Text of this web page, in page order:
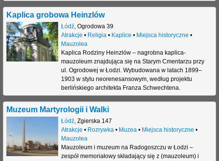
Kaplica grobowa Heinzlów
Łódź, Ogrodowa 39
Atrakcje • Religia• Kaplice • Miejsca historyczne •
Mauzolea
Kaplica Rodziny Heinzlów – nagrobna kaplica-
mauzoleum znajdująca się na Starym Cmentarzu przy
ul. Ogrodowej w Łodzi. Wybudowana w latach 1899–
1903 w stylu neorenesansowym, według projektu
berlińskiego architekta Franza Schwechtena.
Muzeum Martyrologii i Walki
Łódź, Zgierska 147
Atrakcje • Rozrywka• Muzea• Miejsca historyczne •
Mauzolea
Mauzoleum i muzeum na Radogoszczu w Łodzi –
zespół memoriałowy składający się z (mauzoleum) i